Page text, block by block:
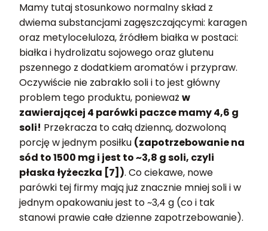
Mamy tutaj stosunkowo normalny skład z
dwiema substancjami zagęszczającymi: karagen
oraz metyloceluloza, źródłem białka w postaci:
białka i hydrolizatu sojowego oraz glutenu
pszennego z dodatkiem aromatów i przypraw.
Oczywiście nie zabrakło soli i to jest główny
problem tego produktu, ponieważ w
zawierającej 4 parówki paczce mamy 4,6 g
soli! Przekracza to całą dzienną, dozwoloną
porcję w jednym posiłku (zapotrzebowanie na
sód to 1500 mg i jest to ~3,8 g soli, czyli
płaska łyżeczka [7]). Co ciekawe, nowe
parówki tej firmy mają już znacznie mniej soli i w
jednym opakowaniu jest to ~3,4 g (co i tak
stanowi prawie całe dzienne zapotrzebowanie).